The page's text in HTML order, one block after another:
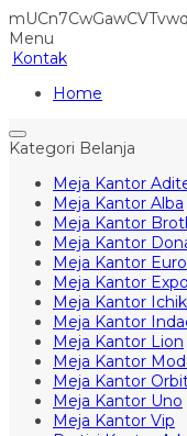
Menu
Kontak
Home
Kategori Belanja
Meja Kantor
Meja Kantor Alba
Meja Kantor
Meja Kantor
Meja Kantor Euro
Meja Kantor Expo
Meja Kantor
Meja Kantor
Meja Kantor Lion
Meja Kantor
Meja Kantor
Meja Kantor Uno
Meja Kantor Vip